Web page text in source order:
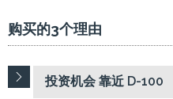
购买的3个理由
投资机会 靠近 D-100